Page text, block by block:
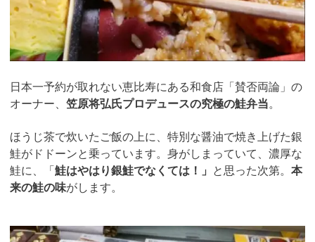
日本一予約が取れない恵比寿にある和食店「賛否両論」の
オーナー、 笠原将弘氏プロデュースの究極の鮭弁当。
ほうじ茶で炊いたご飯の上に、特別な醤油で焼き上げた銀
鮭がドドーンと乗っています。身がしまっていて、濃厚な
鮭に、「鮭はやはり銀鮭でなくては！」 と思った次第。 本
来の鮭の味がします。